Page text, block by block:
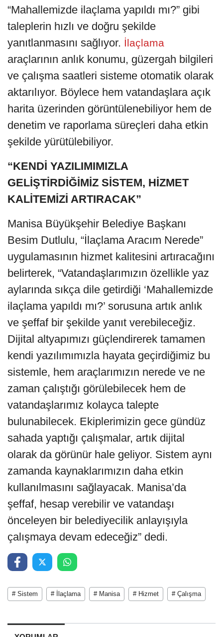
“Mahallemizde ilaçlama yapıldı mı?” gibi
taleplerin hızlı ve doğru şekilde
yanıtlanmasını sağlıyor. İlaçlama
araçlarının anlık konumu, güzergah bilgileri
ve çalışma saatleri sisteme otomatik olarak
aktarılıyor. Böylece hem vatandaşlara açık
harita üzerinden görüntülenebiliyor hem de
denetim ve raporlama süreçleri daha etkin
şekilde yürütülebiliyor.
“KENDİ YAZILIMIMIZLA
GELİŞTİRDİĞİMİZ SİSTEM, HİZMET
KALİTEMİZİ ARTIRACAK”
Manisa Büyükşehir Belediye Başkanı
Besim Dutlulu, “İlaçlama Aracım Nerede”
uygulamasının hizmet kalitesini artıracağını
belirterek, “Vatandaşlarımızın özellikle yaz
aylarında sıkça dile getirdiği ‘Mahallemizde
ilaçlama yapıldı mı?’ sorusuna artık anlık
ve şeffaf bir şekilde yanıt verebileceğiz.
Dijital altyapımızı güçlendirerek tamamen
kendi yazılımımızla hayata geçirdiğimiz bu
sistemle, hem araçlarımızın nerede ve ne
zaman çalıştığı görülebilecek hem de
vatandaşlarımız kolayca talepte
bulunabilecek. Ekiplerimizin gece gündüz
sahada yaptığı çalışmalar, artık dijital
olarak da görünür hale geliyor. Sistem aynı
zamanda kaynaklarımızın daha etkin
kullanılmasını sağlayacak. Manisa’da
şeffaf, hesap verebilir ve vatandaşı
önceleyen bir belediyecilik anlayışıyla
çalışmaya devam edeceğiz” dedi.
# Sistem # İlaçlama # Manisa # Hizmet # Çalışma